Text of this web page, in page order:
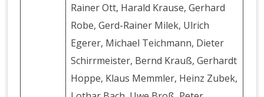
Rainer Ott, Harald Krause, Gerhard
Robe, Gerd-Rainer Milek, Ulrich
Egerer, Michael Teichmann, Dieter
Schirrmeister, Bernd Krauß, Gerhardt
Hoppe, Klaus Memmler, Heinz Zubek,